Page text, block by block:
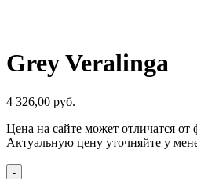
Grey Veralinga
4 326,00 руб.
Цена на сайте может отличатся от
Актуальную цену уточняйте у
-